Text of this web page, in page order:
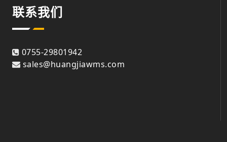
联系我们
0755-29801942
sales@huangjiawms.com